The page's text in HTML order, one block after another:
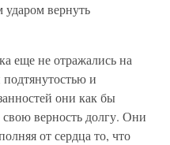
вернуть
еще не отражались на
и
они как бы
верность долгу. Они
от сердца то, что